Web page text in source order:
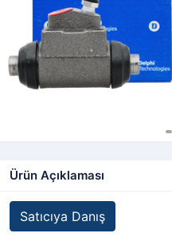
Ürün Açıklaması
Satıcıya Danış